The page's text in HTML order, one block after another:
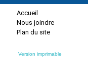
Accueil
Nous joindre
Plan du site
Version imprimable